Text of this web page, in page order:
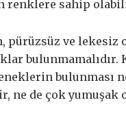
renklere sahip
pürüzsüz ve
bulunması
ne de çok yumuşak